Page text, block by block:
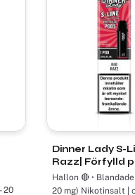
20
Dinner Lady S-
Razz| Förfylld
Hallon 🔴 • Blandade bär
20 mg) Nikotinsalt |